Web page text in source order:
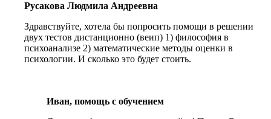
Русакова Людмила Андреевна
Здравствуйте, хотела бы попросить помощи в решении
двух тестов дистанционно (веип) 1) философия в
психоанализе 2) математические методы оценки в
психологии. И сколько это будет стоить.
Иван, помощь с обучением